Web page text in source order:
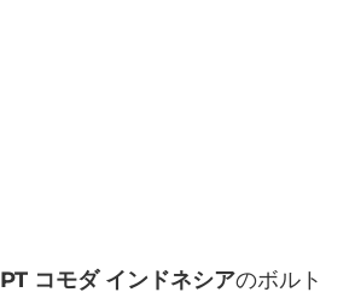
PT コモダ インドネシアのボルト